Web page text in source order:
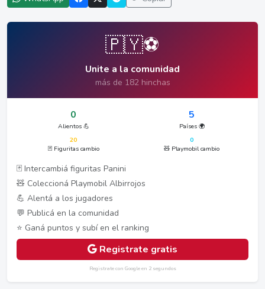
🇵🇾⚽
Unite a la comunidad
más de 182 hinchas
0
Alientos 💪
5
Países 🌍
20
🃏 Figuritas cambio
0
🧸 Playmobil cambio
🃏 Intercambiá figuritas Panini
🧸 Coleccioná Playmobil Albirrojos
💪 Alentá a los jugadores
💬 Publicá en la comunidad
⭐ Ganá puntos y subí en el ranking
Registrate gratis
Registrate con Google en 2 segundos